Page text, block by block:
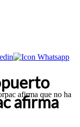
afirma que no ha
afirma